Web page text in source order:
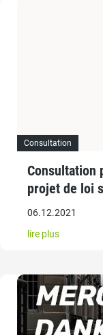
Consultation
Consultation
projet de loi
06.12.2021
lire plus